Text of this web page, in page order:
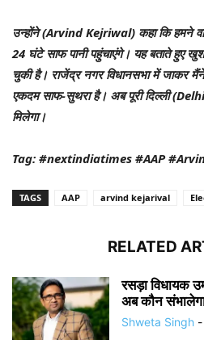
उन्होंने (Arvind Kejriwal) कहा कि हमने
24 घंटे साफ पानी पहुंचाएंगे। यह बताते हुए
चुकी है। राजेंद्र नगर विधानसभा में जाकर मैंने
एकदम साफ-सुथरा है। अब पूरी दिल्ली
मिलेगा।
Tag: #nextindiatimes #AAP
TAGS AAP arvind kejarival
RELATED
रसड़ा विधायक
अब कौन
Shweta Singh -